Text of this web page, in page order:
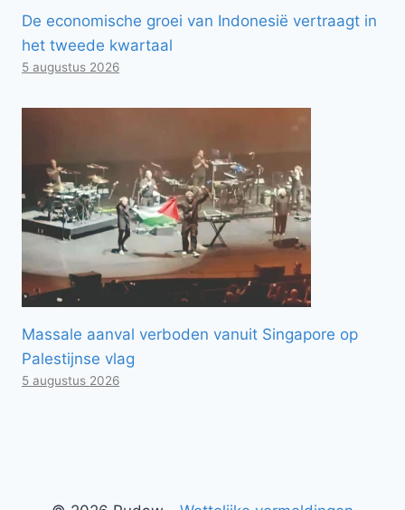
De economische groei van Indonesië vertraagt ​​in
het tweede kwartaal
5 augustus 2026
Massale aanval verboden vanuit Singapore op
Palestijnse vlag
5 augustus 2026